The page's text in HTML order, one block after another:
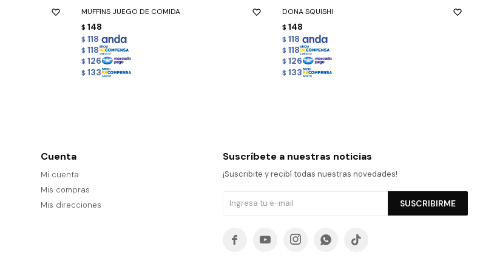
MUFFINS JUEGO DE COMIDA
$ 148
$ 118
$ 118
$ 126
$ 133
DONA SQUISHI
$ 148
$ 118
$ 118
$ 126
$ 133
Cuenta
Mi cuenta
Mis compras
Mis direcciones
Suscríbete a nuestras noticias
¡Suscribite y recibí todas nuestras novedades!
SUSCRIBIRME
    